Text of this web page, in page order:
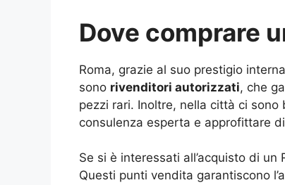
Dove comprare
Roma, grazie al suo prestigio
sono rivenditori autorizzati, che
pezzi rari. Inoltre, nella città ci
consulenza esperta e approfittare
Se si è interessati all’acquisto di
Questi punti vendita garantiscono